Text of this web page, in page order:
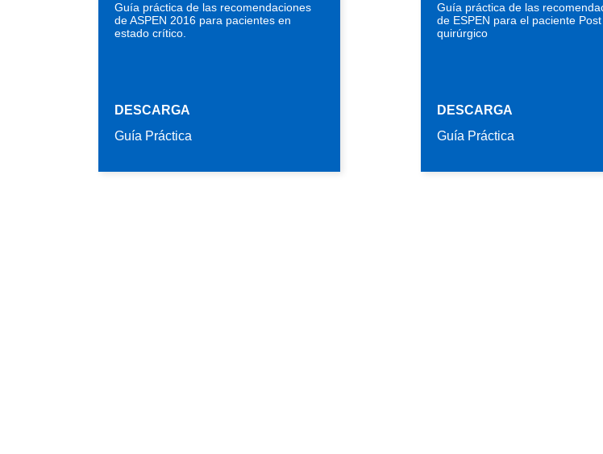
Guía práctica de las recomendaciones
de ASPEN 2016 para pacientes en
estado crítico.
DESCARGA
Guía Práctica
Guía práctica de las
de ESPEN para el paciente Post
quirúrgico
DESCARGA
Guía Práctica